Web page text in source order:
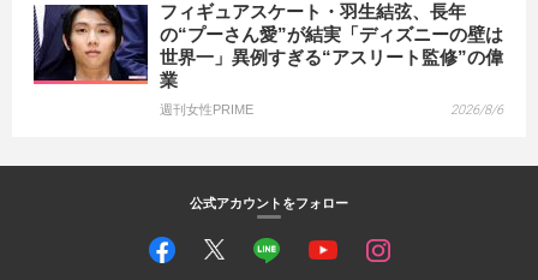
フィギュアスケート・羽生結弦、長年
の“プーさん愛”が結実「ディズニーの壁は
世界一」異例すぎる“アスリート監修”の偉
業
週刊女性PRIME 2026/8/6
公式アカウントをフォロー